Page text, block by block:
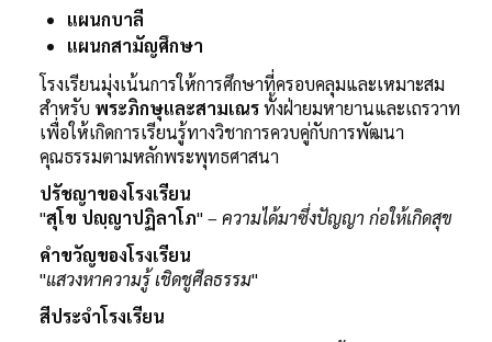
แผนกบาลี
แผนกสามัญศึกษา
โรงเรียนมุ่งเน้นการให้การศึกษาที่ครอบคลุมและเหมาะสม
สำหรับ พระภิกษุและสามเณรทั้งฝ่ายมหายานและเถรวาท
เพื่อให้เกิดการเรียนรู้ทางวิชาการควบคู่กับการพัฒนา
คุณธรรมตามหลักพระพุทธศาสนา
ปรัชญาของโรงเรียน
"สุโข ปญฺญาปฏิลาโภ" – ความได้มาซึ่งปัญญา ก่อให้เกิดสุข
คำขวัญของโรงเรียน
"แสวงหาความรู้ เชิดชูศีลธรรม"
สีประจำโรงเรียน